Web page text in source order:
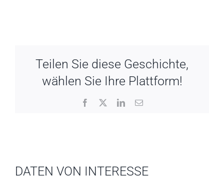
Teilen Sie diese Geschichte,
wählen Sie Ihre Plattform!
Facebook LinkedInEmail
DATEN VON INTERESSE